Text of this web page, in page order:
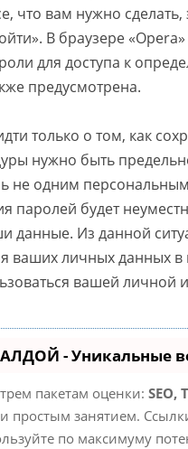
что вам нужно
В браузере
для доступа к
предусмотрена.
только о том, как
нужно быть
не одним
паролей будет
данные. Из данной
ваших личных данных в
вашей
- Уникальные
пакетам оценки:SEO,
простым занятием.
по максимуму